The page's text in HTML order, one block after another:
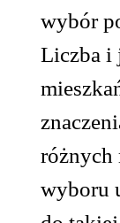
wybór
Liczba i
różnych
wyboru